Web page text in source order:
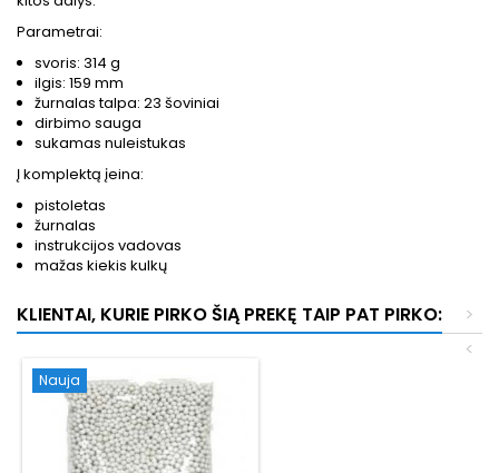
Parametrai:
svoris: 314 g
ilgis: 159 mm
žurnalas talpa: 23 šoviniai
dirbimo sauga
sukamas nuleistukas
Į komplektą įeina:
pistoletas
žurnalas
instrukcijos vadovas
mažas kiekis kulkų
KLIENTAI, KURIE PIRKO ŠIĄ PREKĘ TAIP PAT PIRKO:
>
<
Nauja